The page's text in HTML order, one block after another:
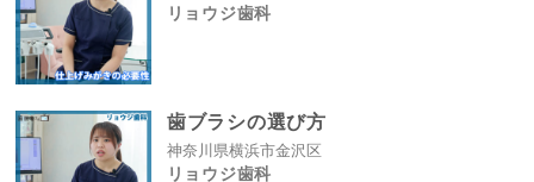
リョウジ歯科
歯ブラシの選び方
神奈川県横浜市金沢区
リョウジ歯科